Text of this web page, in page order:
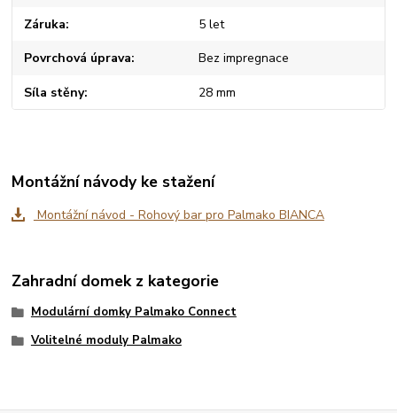
Záruka 5 let
Povrchová úprava Bez impregnace
Síla stěny 28 mm
Montážní návody ke stažení
Montážní návod - Rohový bar pro Palmako BIANCA
Zahradní domek z kategorie
Modulární domky Palmako Connect
Volitelné moduly Palmako